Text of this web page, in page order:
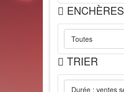
ENCHÈRES
TRIER